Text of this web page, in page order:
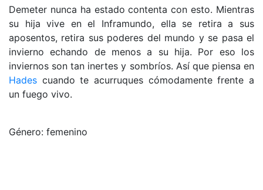
Demeter nunca ha estado contenta con esto. Mientras
su hija vive en el Inframundo, ella se retira a sus
aposentos, retira sus poderes del mundo y se pasa el
invierno echando de menos a su hija. Por eso los
inviernos son tan inertes y sombríos. Así que piensa en
Hades cuando te acurruques cómodamente frente a
un fuego vivo.
Género: femenino